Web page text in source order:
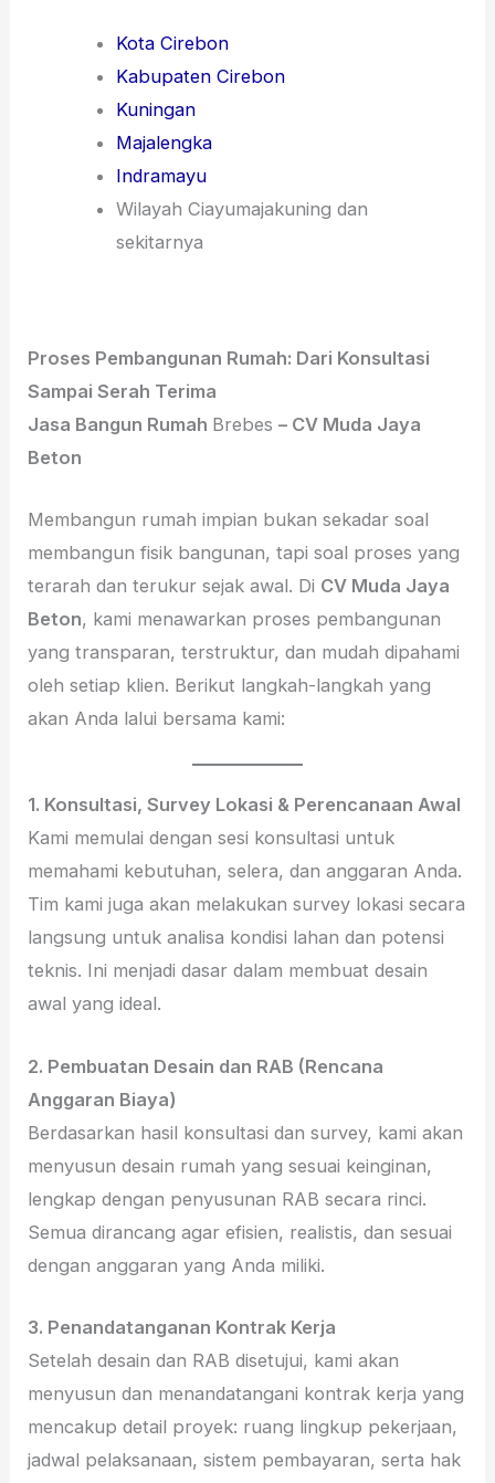
Kota Cirebon
Kabupaten Cirebon
Kuningan
Majalengka
Indramayu
Wilayah Ciayumajakuning dan
sekitarnya
Proses Pembangunan Rumah: Dari Konsultasi
Sampai Serah Terima
Jasa Bangun Rumah Brebes– CV Muda Jaya
Beton
Membangun rumah impian bukan sekadar soal
membangun fisik bangunan, tapi soal proses yang
terarah dan terukur sejak awal. Di CV Muda Jaya
Beton, kami menawarkan proses pembangunan
yang transparan, terstruktur, dan mudah dipahami
oleh setiap klien. Berikut langkah-langkah yang
akan Anda lalui bersama kami:
1. Konsultasi, Survey Lokasi & Perencanaan Awal
Kami memulai dengan sesi konsultasi untuk
memahami kebutuhan, selera, dan anggaran Anda.
Tim kami juga akan melakukan survey lokasi secara
langsung untuk analisa kondisi lahan dan potensi
teknis. Ini menjadi dasar dalam membuat desain
awal yang ideal.
2. Pembuatan Desain dan RAB (Rencana
Anggaran Biaya)
Berdasarkan hasil konsultasi dan survey, kami akan
menyusun desain rumah yang sesuai keinginan,
lengkap dengan penyusunan RAB secara rinci.
Semua dirancang agar efisien, realistis, dan sesuai
dengan anggaran yang Anda miliki.
3. Penandatanganan Kontrak Kerja
Setelah desain dan RAB disetujui, kami akan
menyusun dan menandatangani kontrak kerja yang
mencakup detail proyek: ruang lingkup pekerjaan,
jadwal pelaksanaan, sistem pembayaran, serta hak